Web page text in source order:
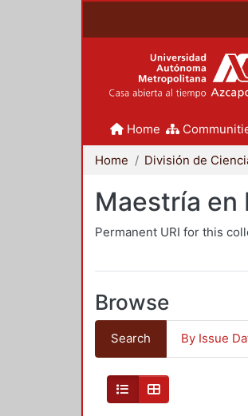
Home
Home
Maestría en
Permanent URI for this
Browse
Search By Issue